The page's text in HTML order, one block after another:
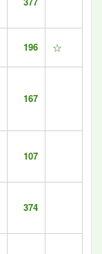
196 ☆
167
107
374